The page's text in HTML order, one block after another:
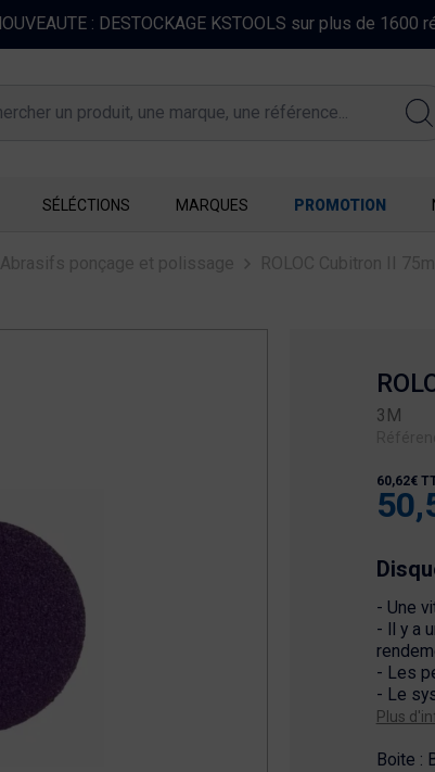
FERMETURE EXCEPTIONNELLE DU 10 AU 16
SÉLÉCTIONS MARQUES PROMOTION
Abrasifs ponçage et polissage ROLOC Cubitron II
3M
60,62€
- Une
- Il y a
- Les
- Le
Plus
Boite :